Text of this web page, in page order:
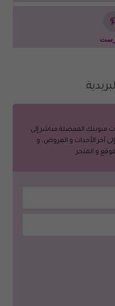
المفضلة مباشر إلى
إلى آخر الأحداث و العروض، و
و المتجر